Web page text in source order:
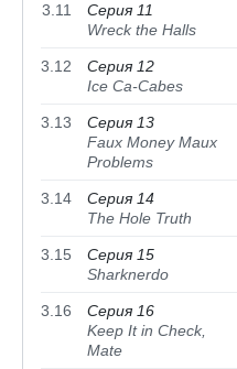
3.11
Серия 11
Wreck the Halls
3.12
Серия 12
Ice Ca-Cabes
3.13
Серия 13
Faux Money Maux
Problems
3.14
Серия 14
The Hole Truth
3.15
Серия 15
Sharknerdo
3.16
Серия 16
Keep It in Check,
Mate